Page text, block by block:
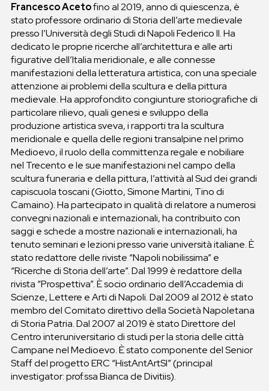
Francesco Acetofino al 2019, anno di quiescenza, è
stato professore ordinario di Storia dell’arte medievale
presso l’Università degli Studi di Napoli Federico II. Ha
dedicato le proprie ricerche all’architettura e alle arti
figurative dell’Italia meridionale, e alle connesse
manifestazioni della letteratura artistica, con una speciale
attenzione ai problemi della scultura e della pittura
medievale. Ha approfondito congiunture storiografiche di
particolare rilievo, quali genesi e sviluppo della
produzione artistica sveva, i rapporti tra la scultura
meridionale e quella delle regioni transalpine nel primo
Medioevo, il ruolo della committenza regale e nobiliare
nel Trecento e le sue manifestazioni nel campo della
scultura funeraria e della pittura, l’attività al Sud dei grandi
capiscuola toscani (Giotto, Simone Martini, Tino di
Camaino). Ha partecipato in qualità di relatore a numerosi
convegni nazionali e internazionali, ha contribuito con
saggi e schede a mostre nazionali e internazionali, ha
tenuto seminari e lezioni presso varie università italiane. È
stato redattore delle riviste “Napoli nobilissima” e
“Ricerche di Storia dell’arte”. Dal 1999 è redattore della
rivista “Prospettiva”. È socio ordinario dell’Accademia di
Scienze, Lettere e Arti di Napoli. Dal 2009 al 2012 è stato
membro del Comitato direttivo della Società Napoletana
di Storia Patria. Dal 2007 al 2019 è stato Direttore del
Centro interuniversitario di studi per la storia delle città
Campane nel Medioevo. È stato componente del Senior
Staff del progetto ERC “HistAntArtSI” (principal
investigator: prof.ssa Bianca de Divitiis).